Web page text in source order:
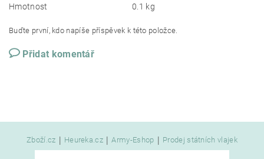
Hmotnost 0.1 kg
Buďte první, kdo napíše příspěvek k této položce.
Přidat komentář
Zboží.cz | Heureka.cz | Army-Eshop | Prodej státních vlajek